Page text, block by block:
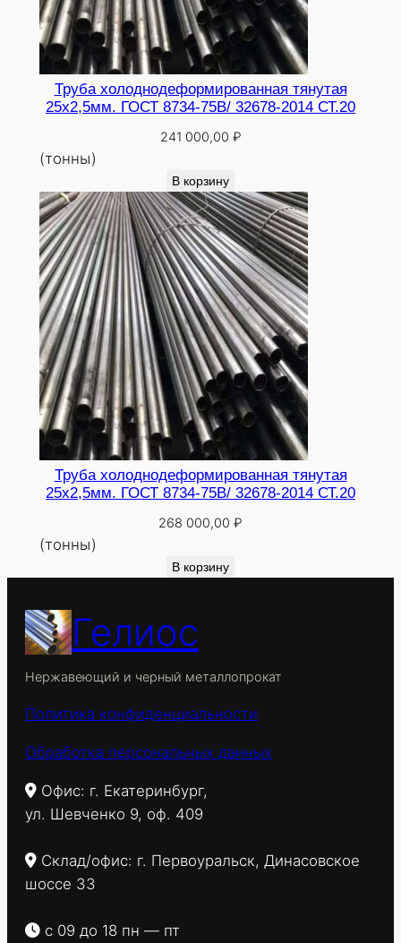
Труба холоднодеформированная тянутая
25х2,5мм. ГОСТ 8734-75В/ 32678-2014 СТ.20
241 000,00 ₽
(тонны)
В корзину
Труба холоднодеформированная тянутая
25х2,5мм. ГОСТ 8734-75В/ 32678-2014 СТ.20
268 000,00 ₽
(тонны)
В корзину
Гелиос
Нержавеющий и черный металлопрокат
Политика конфиденциальности
Обработка персональных данных
Офис: г. Екатеринбург,
ул. Шевченко 9, оф. 409
Склад/офис: г. Первоуральск, Динасовское
шоссе 33
с 09 до 18 пн — пт